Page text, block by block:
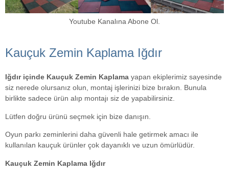
Youtube Kanalına Abone Ol.
Kauçuk Zemin Kaplama Iğdır
Iğdır içinde Kauçuk Zemin Kaplama yapan ekiplerimiz sayesinde
siz nerede olursanız olun, montaj işlerinizi bize bırakın. Bunula
birlikte sadece ürün alıp montajı siz de yapabilirsiniz.
Lütfen doğru ürünü seçmek için bize danışın.
Oyun parkı zeminlerini daha güvenli hale getirmek amacı ile
kullanılan kauçuk ürünler çok dayanıklı ve uzun ömürlüdür.
Kauçuk Zemin Kaplama Iğdır